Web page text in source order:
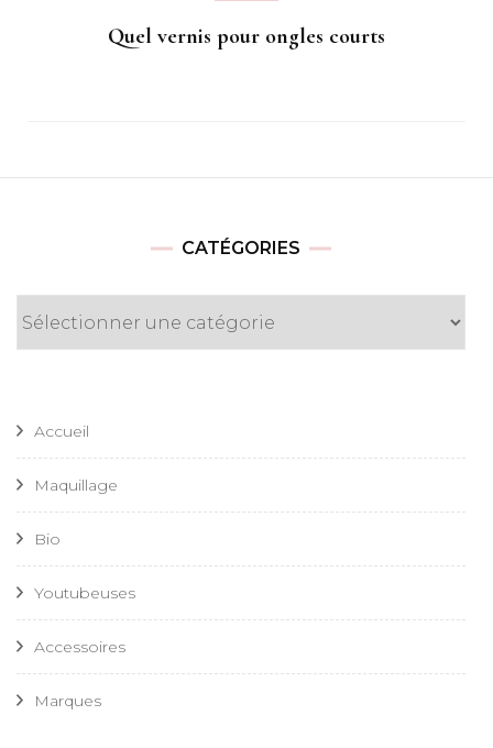
Quel vernis pour ongles courts
CATÉGORIES
Accueil
Maquillage
Bio
Youtubeuses
Accessoires
Marques